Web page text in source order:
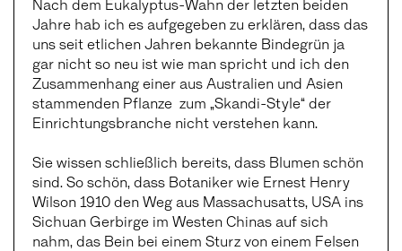
Nach dem Eukalyptus-Wahn der letzten beiden
Jahre hab ich es aufgegeben zu erklären, dass das
uns seit etlichen Jahren bekannte Bindegrün ja
gar nicht so neu ist wie man spricht und ich den
Zusammenhang einer aus Australien und Asien
stammenden Pflanze zum „Skandi-Style“ der
Einrichtungsbranche nicht verstehen kann.
Sie wissen schließlich bereits, dass Blumen schön
sind. So schön, dass Botaniker wie Ernest Henry
Wilson 1910 den Weg aus Massachusatts, USA ins
Sichuan Gerbirge im Westen Chinas auf sich
nahm, das Bein bei einem Sturz von einem Felsen